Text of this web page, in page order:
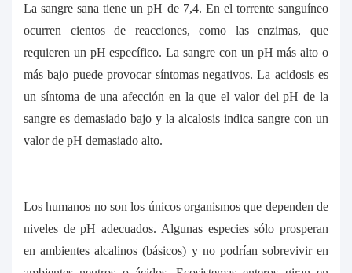
La sangre sana tiene un pH de 7,4. En el torrente sanguíneo
ocurren cientos de reacciones, como las enzimas, que
requieren un pH específico. La sangre con un pH más alto o
más bajo puede provocar síntomas negativos. La acidosis es
un síntoma de una afección en la que el valor del pH de la
sangre es demasiado bajo y la alcalosis indica sangre con un
valor de pH demasiado alto.
Los humanos no son los únicos organismos que dependen de
niveles de pH adecuados. Algunas especies sólo prosperan
en ambientes alcalinos (básicos) y no podrían sobrevivir en